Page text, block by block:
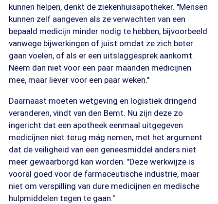
kunnen helpen, denkt de ziekenhuisapotheker. "Mensen
kunnen zelf aangeven als ze verwachten van een
bepaald medicijn minder nodig te hebben, bijvoorbeeld
vanwege bijwerkingen of juist omdat ze zich beter
gaan voelen, of als er een uitslaggesprek aankomt.
Neem dan niet voor een paar maanden medicijnen
mee, maar liever voor een paar weken."
Daarnaast moeten wetgeving en logistiek dringend
veranderen, vindt van den Bemt. Nu zijn deze zo
ingericht dat een apotheek eenmaal uitgegeven
medicijnen niet terug mág nemen, met het argument
dat de veiligheid van een geneesmiddel anders niet
meer gewaarborgd kan worden. "Deze werkwijze is
vooral goed voor de farmaceutische industrie, maar
niet om verspilling van dure medicijnen en medische
hulpmiddelen tegen te gaan."